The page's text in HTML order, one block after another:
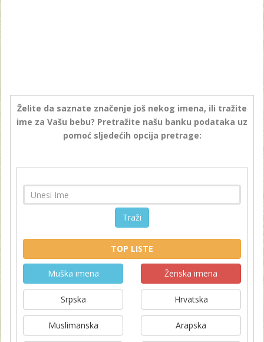
Želite da saznate značenje još nekog imena, ili tražite
ime za Vašu bebu? Pretražite našu banku podataka uz
pomoć sljedećih opcija pretrage:
Traži
TOP LISTE
Muška imena Ženska imena
Srpska Hrvatska
Muslimanska Arapska